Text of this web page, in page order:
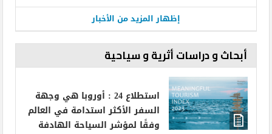
إظهار المزيد من الأخبار
أبحاث و دراسات أثرية و سياحية
استطلاع 24 : أوروبا هي وجهة
السفر الأكثر استدامة في العالم
وفقًا لمؤشر السياحة الهادفة